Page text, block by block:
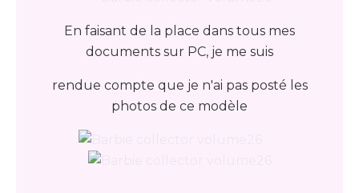
En faisant de la place dans tous mes
documents sur PC, je me suis
rendue compte que je n'ai pas posté les
photos de ce modèle